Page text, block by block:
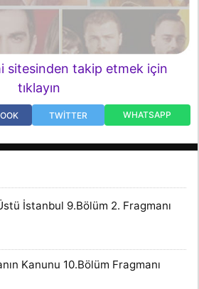
sitesinden takip etmek için
tıklayın
TWITTER WHATSAPP
İstanbul 9.Bölüm 2. Fragmanı
Kanunu 10.Bölüm Fragmanı